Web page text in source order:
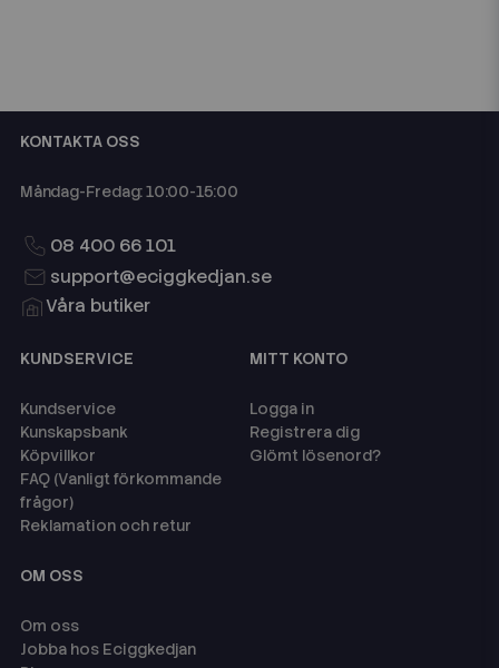
KONTAKTA OSS
Måndag-Fredag: 10:00-15:00
08 400 66 101
support@eciggkedjan.se
Våra butiker
KUNDSERVICE
Kundservice
Kunskapsbank
Köpvillkor
FAQ (Vanligt förkommande
frågor)
Reklamation och retur
MITT KONTO
Logga in
Registrera dig
Glömt lösenord?
OM OSS
Om oss
Jobba hos Eciggkedjan